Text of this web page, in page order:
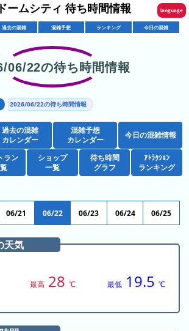
English
ภาษาไทย
日本語
ームシティ 待ち時間情報 language
過去の混雑 混雑予想 ランキング 今日の混雑
06/22の待ち時間情報
2026/06/22の待ち時間情報
過去の混雑
カレンダー
混雑予想
カレンダー
今日の混雑情報
ラン
ショップ
一覧
待ち時間
グラフ
ｱﾄﾗｸｼｮﾝ
ランキング
06/21 06/22 06/23 06/24 06/25
天気
最高 28 ℃ 最低 19.5 ℃